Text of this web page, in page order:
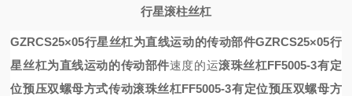
行星滚柱丝杠
GZRCS25×05行星丝杠为直线运动的传动部件GZRCS25×05行
星丝杠为直线运动的传动部件速度的运滚珠丝杠FF5005-3有定
位预压双螺母方式传动滚珠丝杠FF5005-3有定位预压双螺母方